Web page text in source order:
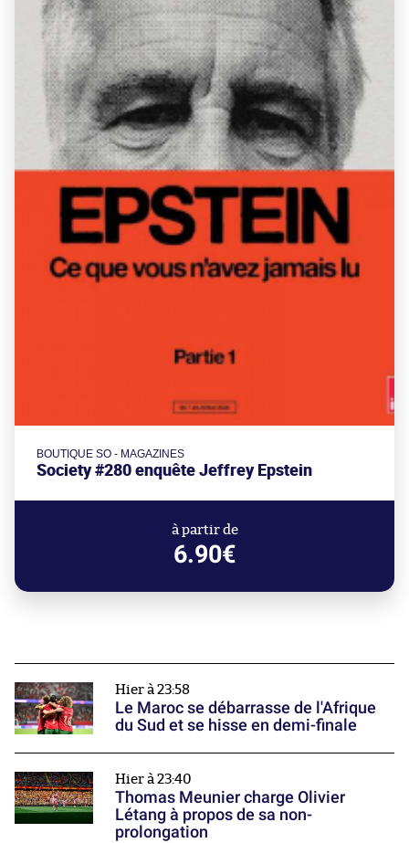
BOUTIQUE SO - MAGAZINES
Society #280 enquête Jeffrey Epstein
à partir de
6.90€
Hier à 23:58
Le Maroc se débarrasse de l'Afrique
du Sud et se hisse en demi-finale
Hier à 23:40
Thomas Meunier charge Olivier
Létang à propos de sa non-
prolongation